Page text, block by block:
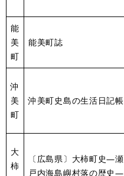
能
美
町
能美町誌
沖
美
町
沖美町史島の生活日記帳
大
柿
〔広島県〕大柿町史―瀬
戸内海島嶼村落の歴史―